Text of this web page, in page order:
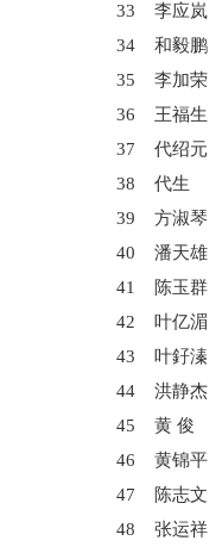
33
李应岚
34
和毅鹏
35
李加荣
36
王福生
37
代绍元
38
代生
39
方淑琴
40
潘天雄
41
陈玉群
42
叶亿湄
43
叶釨溱
44
洪静杰
45
黄 俊
46
黄锦平
47
陈志文
48
张运祥